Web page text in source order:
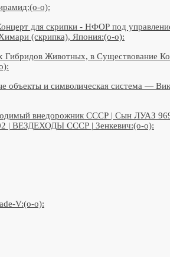
o):
для скрипки - НФОР под
(скрипка), Япония:(o-o):
Гибридов Животных, в Существование
объекты и символическая система —
внедорожник СССР | Сын ЛУАЗ
| ВЕЗДЕХОДЫ СССР | Зенкевич:(o-o):
V:(o-o):